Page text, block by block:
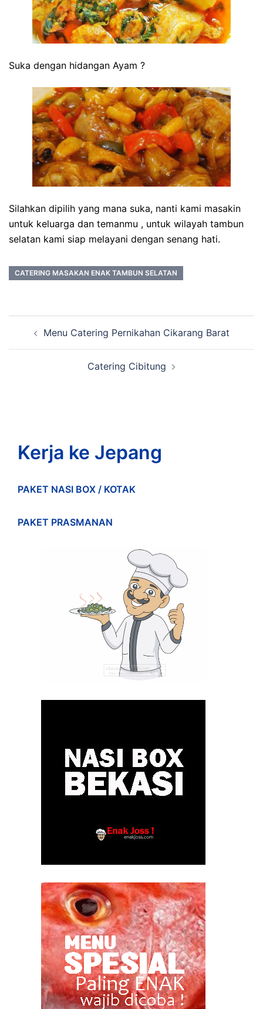
Suka dengan hidangan Ayam ?
Silahkan dipilih yang mana suka, nanti kami masakin
untuk keluarga dan temanmu , untuk wilayah tambun
selatan kami siap melayani dengan senang hati.
CATERING MASAKAN ENAK TAMBUN SELATAN
navigation
Menu Catering Pernikahan Cikarang Barat
Catering Cibitung
Kerja ke Jepang
PAKET NASI BOX / KOTAK
PAKET PRASMANAN